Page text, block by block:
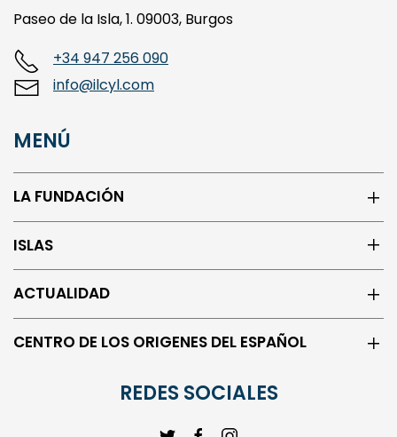
Paseo de la Isla, 1. 09003, Burgos
+34 947 256 090
info@ilcyl.com
MENÚ
LA FUNDACIÓN
ISLAS
ACTUALIDAD
CENTRO DE LOS ORIGENES DEL ESPAÑOL
REDES SOCIALES